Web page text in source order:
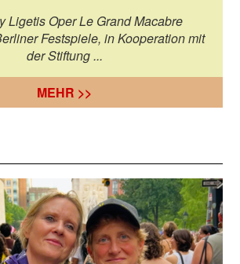
Ligetis Oper Le Grand Macabre
Festspiele, in Kooperation mit
der Stiftung ...
MEHR >>